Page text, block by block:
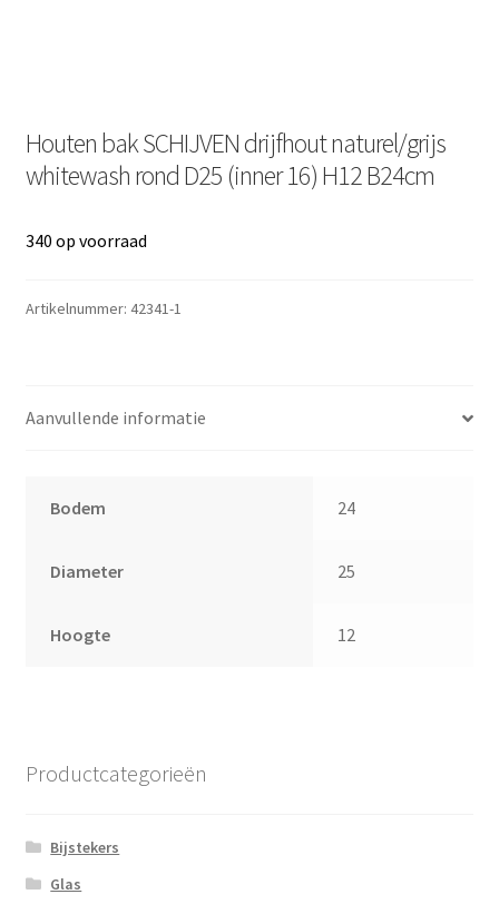
Houten bak SCHIJVEN drijfhout naturel/grijs
whitewash rond D25 (inner 16) H12 B24cm
340 op voorraad
Artikelnummer: 42341-1
Aanvullende informatie
Bodem 24
Diameter 25
Hoogte 12
Productcategorieën
Bijstekers
Glas